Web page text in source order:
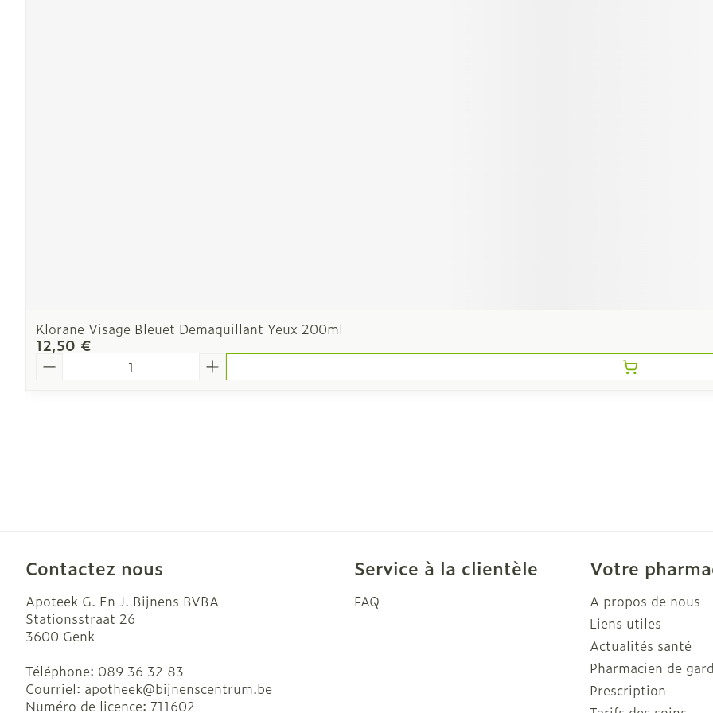
Klorane Visage Bleuet Demaquillant Yeux 200ml
12,50 €
Contactez nous
Apoteek G. En J. Bijnens BVBA
Stationsstraat 26
3600 Genk
Téléphone: 089 36 32 83
Courriel: apotheek@bijnenscentrum.be
Numéro de licence: 711602
Service à la clientèle
FAQ
Votre
A propos de nous
Liens utiles
Actualités santé
Pharmacien de
Prescription